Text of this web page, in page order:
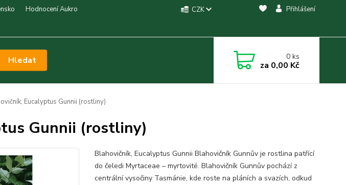
Hodnocení Aukro
CZK Přihlášení
Hledat 0ks
za 0,00 Kč
Eucalyptus Gunnii (rostliny)
Gunnii (rostliny)
Blahovičník, Eucalyptus Gunnii Blahovičník Gunnův je rostlina patřící
do čeledi Myrtaceae – myrtovité. Blahovičník Gunnův pochází z
centrální vysočiny Tasmánie, kde roste na pláních a svazích, odkud